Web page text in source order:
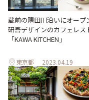
蔵前の隅田川沿いにオー
研吾デザインのカフェレス
「KAWA KITCHEN」
東京都 2023.04.19